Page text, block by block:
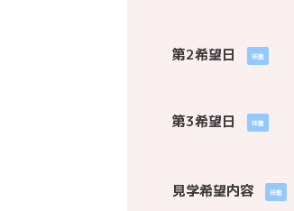
第2希望日 任意
第3希望日 任意
見学希望内容 任意